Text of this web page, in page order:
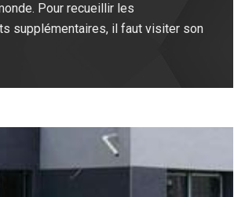
Pour recueillir les
supplémentaires, il faut visiter son